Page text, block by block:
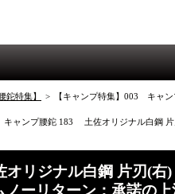
鉈特集】 >
【キャンプ特集】003 キャ
キャンプ腰鉈 183 土佐オリジナル白鋼
リジナル白鋼 片刃(
ーリターン：承諾の上